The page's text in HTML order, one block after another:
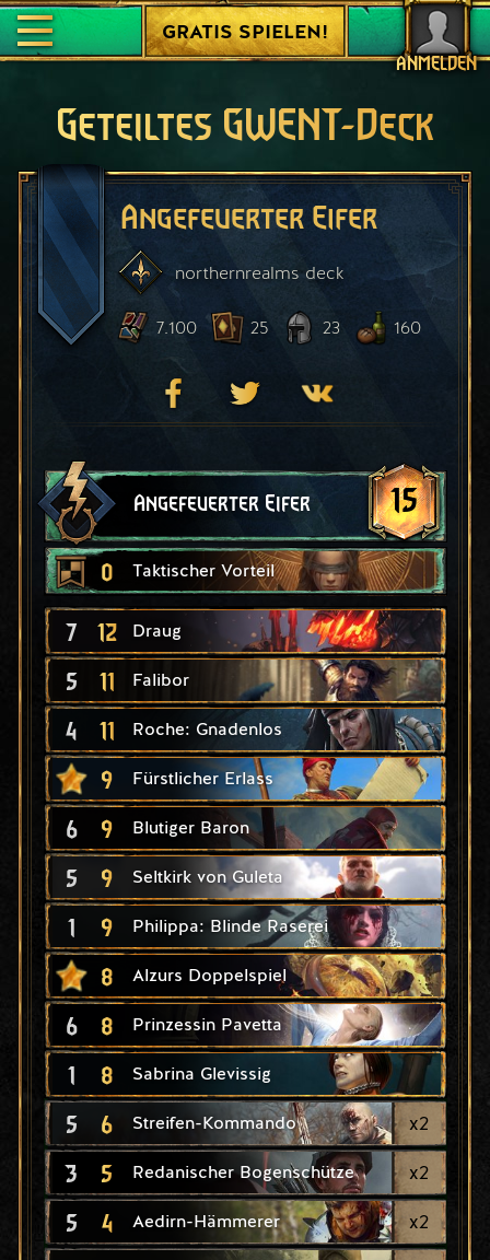
ANMELDEN
GRATIS SPIELEN!
Geteiltes GWENT-Deck
Angefeuerter Eifer
northernrealmsdeck
7.100 25 23 160
Angefeuerter Eifer 15
0 Taktischer Vorteil
7 12 Draug
5 11 Falibor
4 11 Roche: Gnadenlos
9 Fürstlicher Erlass
6 9 Blutiger Baron
5 9 Seltkirk von Guleta
1 9 Philippa: Blinde Raserei
8 Alzurs Doppelspiel
6 8 Prinzessin Pavetta
1 8 Sabrina Glevissig
5 6 Streifen-Kommando x2
3 5 Redanischer Bogenschütze x2
5 4 Aedirn-Hämmerer x2